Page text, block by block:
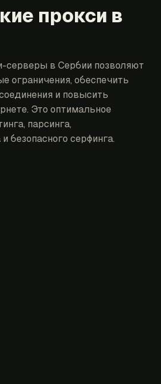
прокси в
серверы в Сербии позволяют
ограничения, обеспечить
и повысить
Это оптимальное
парсинга,
безопасного серфинга.